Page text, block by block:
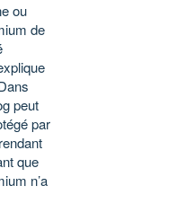
ou
de
peut
par
que
n’a